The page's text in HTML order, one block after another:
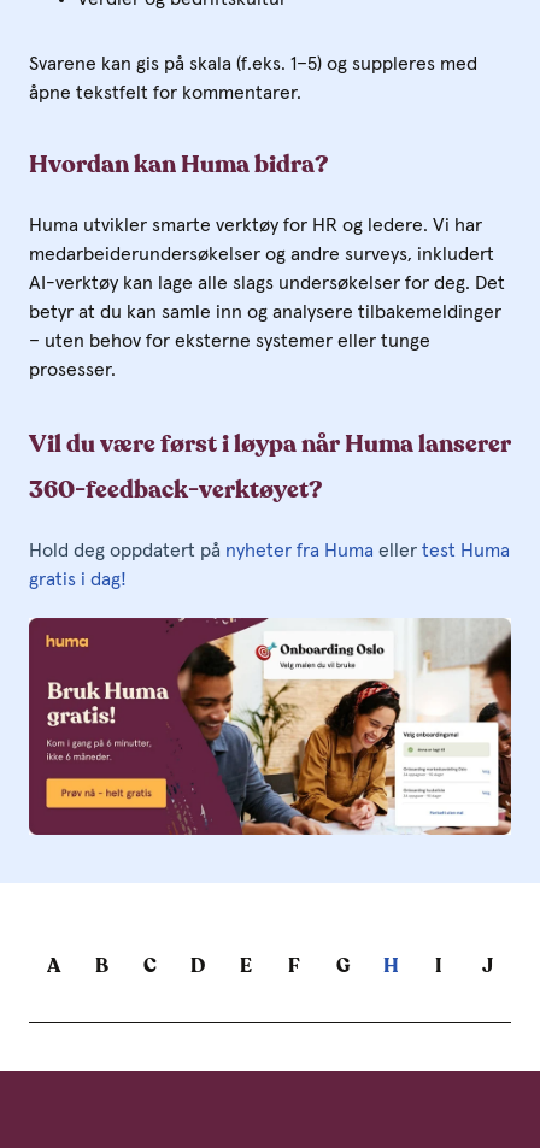
Svarene kan gis på skala (f.eks. 1–5) og suppleres med
åpne tekstfelt for kommentarer.
Hvordan kan Huma bidra?
Huma utvikler smarte verktøy for HR og ledere. Vi har
medarbeiderundersøkelser og andre surveys, inkludert
AI-verktøy kan lage alle slags undersøkelser for deg. Det
betyr at du kan samle inn og analysere tilbakemeldinger
– uten behov for eksterne systemer eller tunge
prosesser.
Vil du være først i løypa når Huma lanserer
360-feedback-verktøyet?
Hold deg oppdatert på nyheter fra Huma eller test Huma
gratis i dag!
A B C D E F G H I J